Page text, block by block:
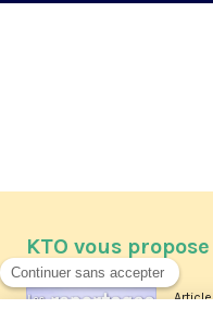
KTO vous propose
Article